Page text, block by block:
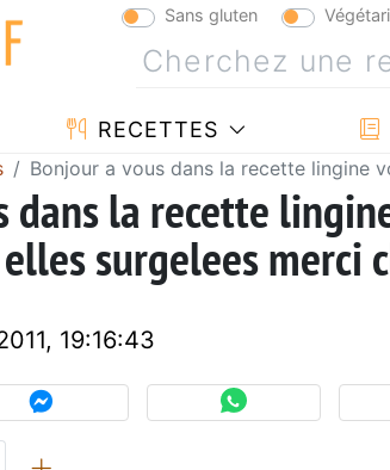
Sans gluten
RECETTES
Bonjour a vous dans la recette lingine
dans la recette
surgelees merci
19:16:43